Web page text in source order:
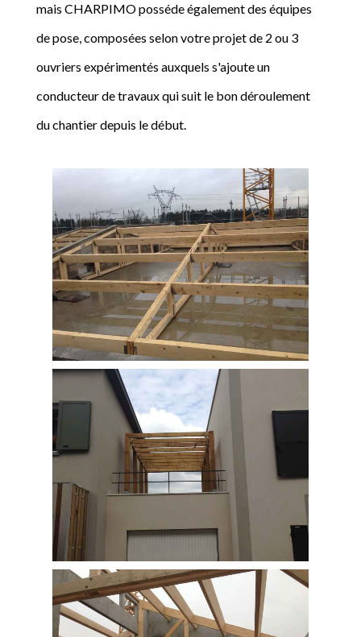
mais CHARPIMO posséde également des équipes
de pose, composées selon votre projet de 2 ou 3
ouvriers expérimentés auxquels s'ajoute un
conducteur de travaux qui suit le bon déroulement
du chantier depuis le début.